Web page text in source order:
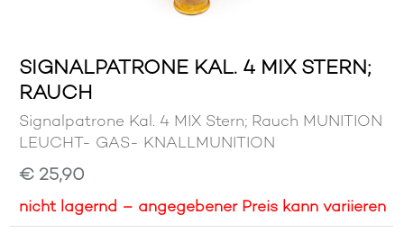
SIGNALPATRONE KAL. 4 MIX STERN;
RAUCH
Signalpatrone Kal. 4 MIX Stern; Rauch MUNITION
LEUCHT- GAS- KNALLMUNITION
€ 25,90
nicht lagernd – angegebener Preis kann variieren